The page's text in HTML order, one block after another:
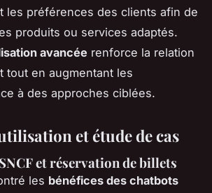
les préférences des clients afin de
produits ou services adaptés.
avancée renforce la relation
tout en augmentant les
à des approches ciblées.
et étude de cas
et réservation de billets
les bénéfices des chatbots